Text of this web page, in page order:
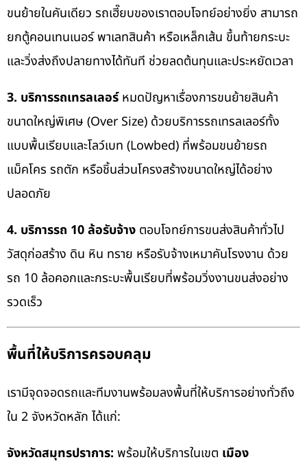
ขนย้ายในคันเดียว รถเฮี๊ยบของเราตอบโจทย์อย่างยิ่ง สามารถ
ยกตู้คอนเทนเนอร์ พาเลทสินค้า หรือเหล็กเส้น ขึ้นท้ายกระบะ
และวิ่งส่งถึงปลายทางได้ทันที ช่วยลดต้นทุนและประหยัดเวลา
3. บริการรถเทรลเลอร์หมดปัญหาเรื่องการขนย้ายสินค้า
ขนาดใหญ่พิเศษ (Over Size) ด้วยบริการรถเทรลเลอร์ทั้ง
แบบพื้นเรียบและโลว์เบท (Lowbed) ที่พร้อมขนย้ายรถ
แม็คโคร รถตัก หรือชิ้นส่วนโครงสร้างขนาดใหญ่ได้อย่าง
ปลอดภัย
4. บริการรถ 10 ล้อรับจ้าง ตอบโจทย์การขนส่งสินค้าทั่วไป
วัสดุก่อสร้าง ดิน หิน ทราย หรือรับจ้างเหมาคันโรงงาน ด้วย
รถ 10 ล้อคอกและกระบะพื้นเรียบที่พร้อมวิ่งงานขนส่งอย่าง
รวดเร็ว
พื้นที่ให้บริการครอบคลุม
เรามีจุดจอดรถและทีมงานพร้อมลงพื้นที่ให้บริการอย่างทั่วถึง
ใน 2 จังหวัดหลัก ได้แก่:
จังหวัดสมุทรปราการ: พร้อมให้บริการในเขต เมือง